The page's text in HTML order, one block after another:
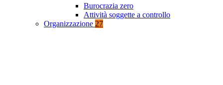
Burocrazia zero
Attività soggette a controllo
Organizzazione 27